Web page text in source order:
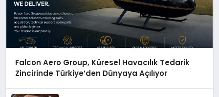
Falcon Aero Group, Küresel Havacılık Tedarik
Zincirinde Türkiye’den Dünyaya Açılıyor